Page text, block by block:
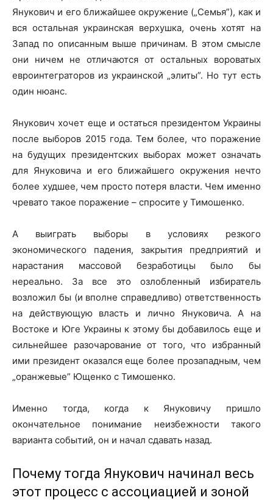
Янукович и его ближайшее окружение („Семья”), как и
вся остальная украинская верхушка, очень хотят на
Запад по описанным выше причинам. В этом смысле
они ничем не отличаются от остальных вороватых
евроинтеграторов из украинской „элиты”. Но тут есть
один нюанс.
Янукович хочет еще и остаться президентом Украины
после выборов 2015 года. Тем более, что поражение
на будущих президентских выборах может означать
для Януковича и его ближайшего окружения нечто
более худшее, чем просто потеря власти. Чем именно
чревато такое поражение – спросите у Тимошенко.
А выиграть выборы в условиях резкого
экономического падения, закрытия предприятий и
нарастания массовой безработицы было бы
нереально. За все это озлобленный избиратель
возложил бы (и вполне справедливо) ответственность
на действующую власть и лично Януковича. А на
Востоке и Юге Украины к этому бы добавилось еще и
сильнейшее разочарование от того, что избранный
ими президент оказался еще более прозападным, чем
„оранжевые” Ющенко с Тимошенко.
Именно тогда, когда к Януковичу пришло
окончательное понимание неизбежности такого
варианта событий, он и начал сдавать назад.
Почему тогда Янукович начинал весь
этот процесс с ассоциацией и зоной